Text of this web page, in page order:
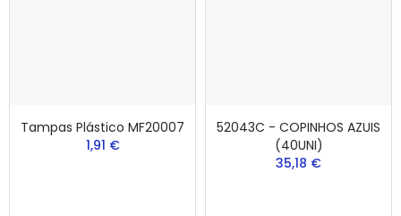
Tampas Plástico MF20007
1,91 €
52043C - COPINHOS AZUIS
(40UNI)
35,18 €